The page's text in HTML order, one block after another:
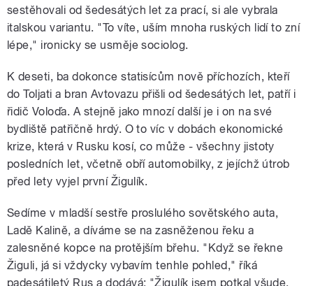
sestěhovali od šedesátých let za prací, si ale vybrala
italskou variantu. "To víte, uším mnoha ruských lidí to zní
lépe," ironicky se usměje sociolog.
K deseti, ba dokonce statisícům nově příchozích, kteří
do Toljati a bran Avtovazu přišli od šedesátých let, patří i
řidič Voloďa. A stejně jako mnozí další je i on na své
bydliště patřičně hrdý. O to víc v dobách ekonomické
krize, která v Rusku kosí, co může - všechny jistoty
posledních let, včetně obří automobilky, z jejíchž útrob
před lety vyjel první Žigulík.
Sedíme v mladší sestře proslulého sovětského auta,
Ladě Kalině, a díváme se na zasněženou řeku a
zalesněné kopce na protějším břehu. "Když se řekne
Žiguli, já si vždycky vybavím tenhle pohled," říká
padesátiletý Rus a dodává: "Žigulík jsem potkal všude,